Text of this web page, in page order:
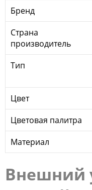
Бренд
Страна
производитель
Тип
Цвет
Цветовая палитра
Материал
Внешний